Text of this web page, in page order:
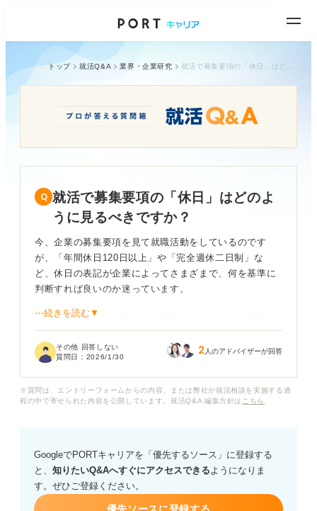
トップ 就活Q&A 業界・企業研究
就活で募集要項の「休日」はどのよ
うに見るべきですか？
今、企業の募集要項を見て就職活動をしているのです
が、「年間休日120日以上」や「完全週休二日制」な
ど、休日の表記が企業によってさまざまで、何を基準に
判断すれば良いのか迷っています。
土日祝日が休みとは限らない業界もありますし、年間休
の時間を確保しながら働けるのか、目安がわかりませ
休日が少ない会社でも、実際に働いている人の話を聞く
キャリアコンサルタントの方に、募集要項に記載されて
いる休日の種類の正しい見方や、自分が無理なく働くた
めの休日数の目安について、具体的なアドバイスをお願
⋯続きを読む▼
その他 回答しない
質問日： 2026/1/30 2 人のアドバイザーが回答
※質問は、エントリーフォームからの内容、または弊社が就活相談を実施する過
程の中で寄せられた内容を公開しています。就活Q&A 編集方針は こちら
GoogleでPORTキャリアを「優先するソース」に登録する
と、 知りたいQ&Aへすぐにアクセスできるようになりま
す。ぜひご登録ください。